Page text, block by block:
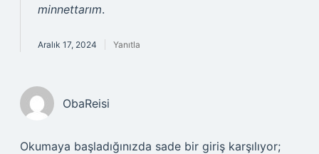
minnettarım.
Aralık 17, 2024 Yanıtla
ObaReisi
Okumaya başladığınızda sade bir giriş karşılıyor;